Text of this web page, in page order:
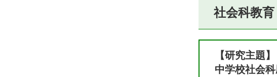
社会科教育
【研究主題】
中学校社会